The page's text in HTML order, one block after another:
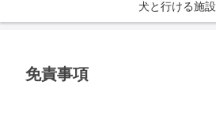
犬と行ける施設
免責事項